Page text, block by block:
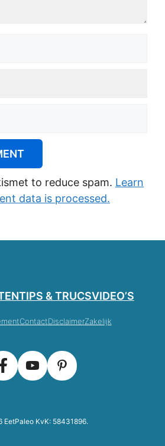
to reduce spam. Learn
data is processed.
TIPS & TRUCSVIDEO’S
ContactDisclaimerZakelijk
EetPaleo KvK: 58431896.